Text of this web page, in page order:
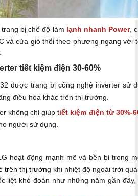
bị chế độ làm lạnh nhanh Power,
và cửa gió thổi theo phương ngang
tiết kiệm điện 30-60%
được trang bị công nghệ inverter sử
điều hòa khác trên thị trường.
không chỉ giúp tiết kiệm điện từ 30%-
người sử dụng.
hoạt động mạnh mẽ và bền bỉ trong
trên thị trường khi nhiệt độ ngoài trời
liệt khó đoán như những năm gần